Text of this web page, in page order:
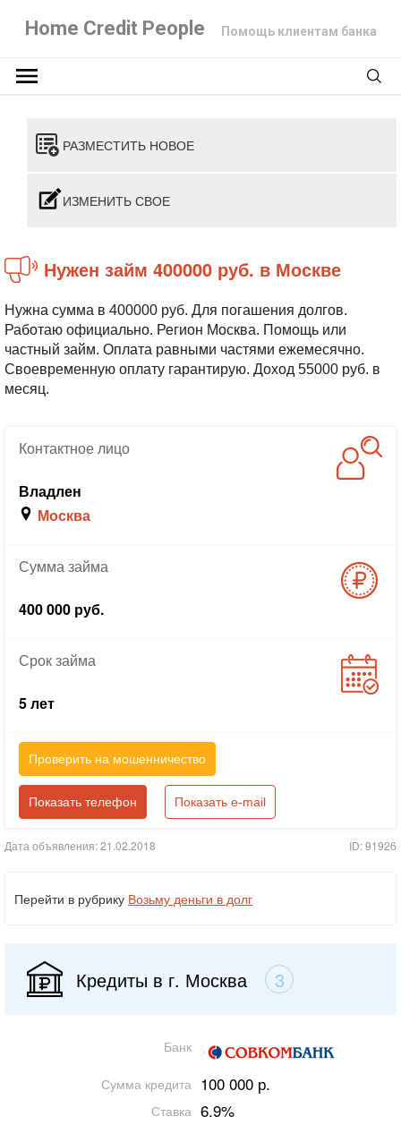
Home Credit People Помощь клиентам банка
РАЗМЕСТИТЬ НОВОЕ
ИЗМЕНИТЬ СВОЕ
Нужен займ 400000 руб. в Москве
Нужна сумма в 400000 руб. Для погашения долгов.
Работаю официально. Регион Москва. Помощь или
частный займ. Оплата равными частями ежемесячно.
Своевременную оплату гарантирую. Доход 55000 руб. в
месяц.
Контактноелицо
Владлен
Москва
Суммазайма
400 000 руб.
Срокзайма
5 лет
Проверить на мошенничество
Показать телефон Показать e-mail
Дата объявления: 21.02.2018 ID: 91926
Перейти в рубрику Возьму деньги в долг
Кредиты в г. Москва 3
Банк
Сумма кредита 100 000 р.
Ставка 6.9%